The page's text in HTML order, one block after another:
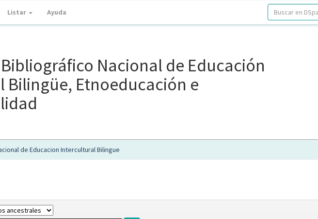
Listar Ayuda
Nacional de Educación
Etnoeducación e
de Educacion Intercultural Bilingue